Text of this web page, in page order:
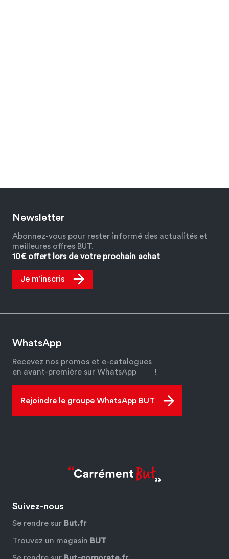
Newsletter
Abonnez-vous pour rester informé des actualités et
meilleures offres BUT.
10€ offert lors de votre prochain achat
Je m’inscris
WhatsApp
Recevez nos promos et e-catalogues
en avant-première sur WhatsApp
!
Rejoindre le groupe WhatsApp BUT
Suivez-nous
Se rendre sur But.fr
Trouvez un magasin BUT